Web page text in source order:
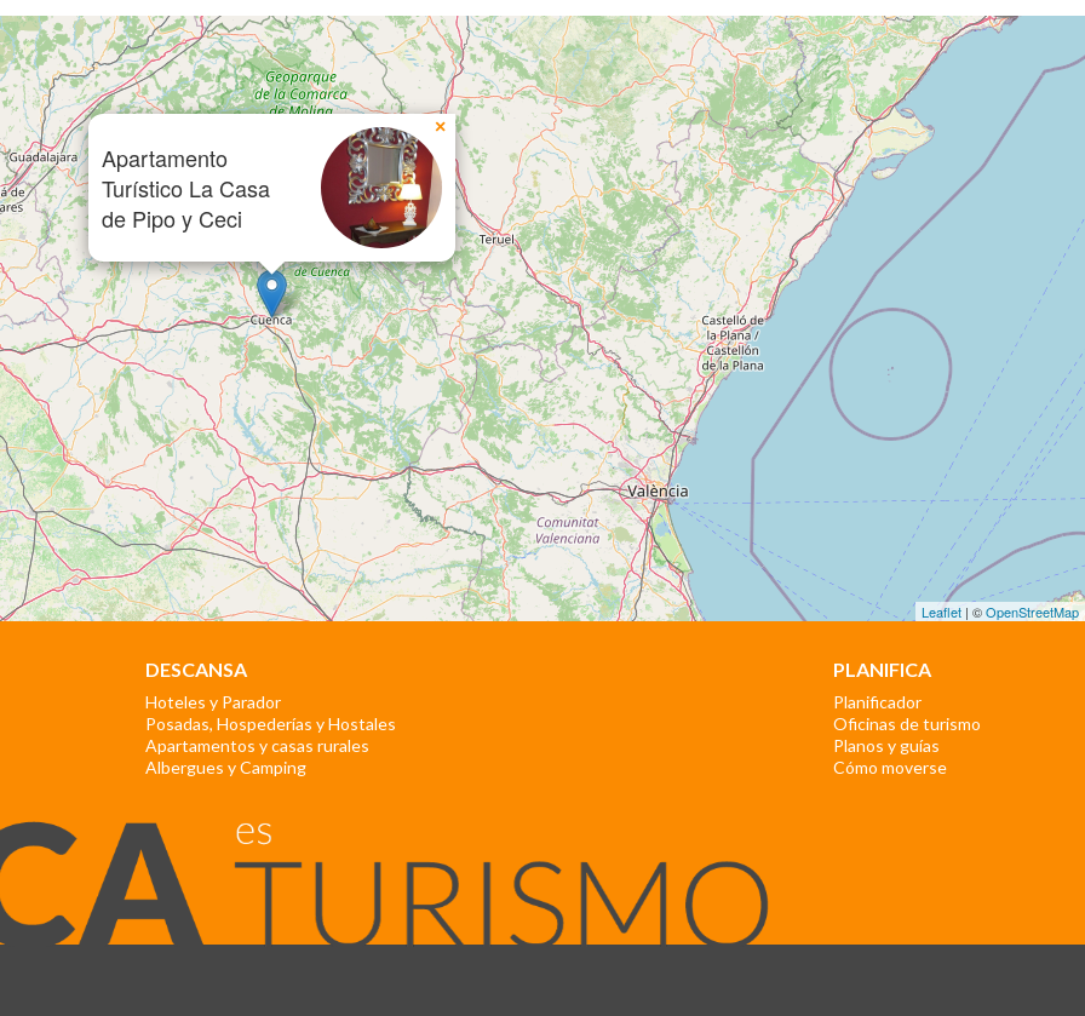
Apartamento
Turístico La Casa
de Pipo y Ceci
×
Leaflet | ©OpenStreetMap
DESCANSA
Hoteles y Parador
Posadas, Hospederías y Hostales
Apartamentos y casas rurales
Albergues y Camping
PLANIFICA
Planificador
Oficinas de turismo
Planos y guías
Cómo moverse